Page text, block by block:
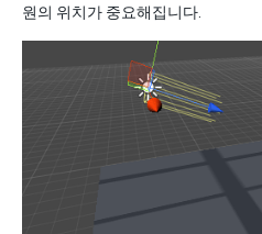
원의 위치가 중요해집니다.